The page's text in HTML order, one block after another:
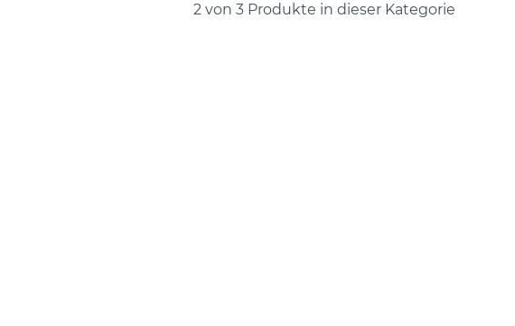
2 von 3 Produkte in dieser Kategorie